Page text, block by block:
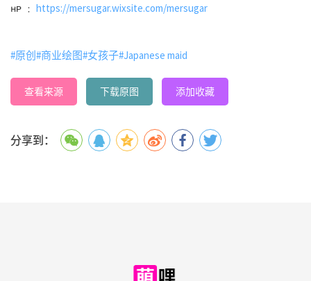
ʜᴘ ﹕ https://mersugar.wixsite.com/mersugar
#原创 #商业绘图#女孩子#Japanese maid
查看来源 下载原图 添加收藏
分享到：